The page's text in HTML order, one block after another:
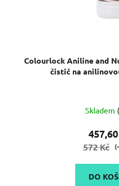
Colourlock Aniline and
čistič na
572 Kč
DO